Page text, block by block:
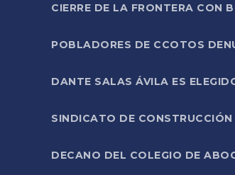
CIERRE DE LA FRONTERA CON
POBLADORES DE CCOTOS
DANTE SALAS ÁVILA ES
SINDICATO DE
DECANO DEL COLEGIO DE